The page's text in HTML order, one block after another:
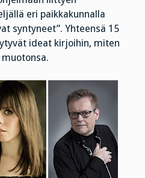
eri paikkakunnalla
syntyneet”. Yhteensä 15
ideat kirjoihin, miten